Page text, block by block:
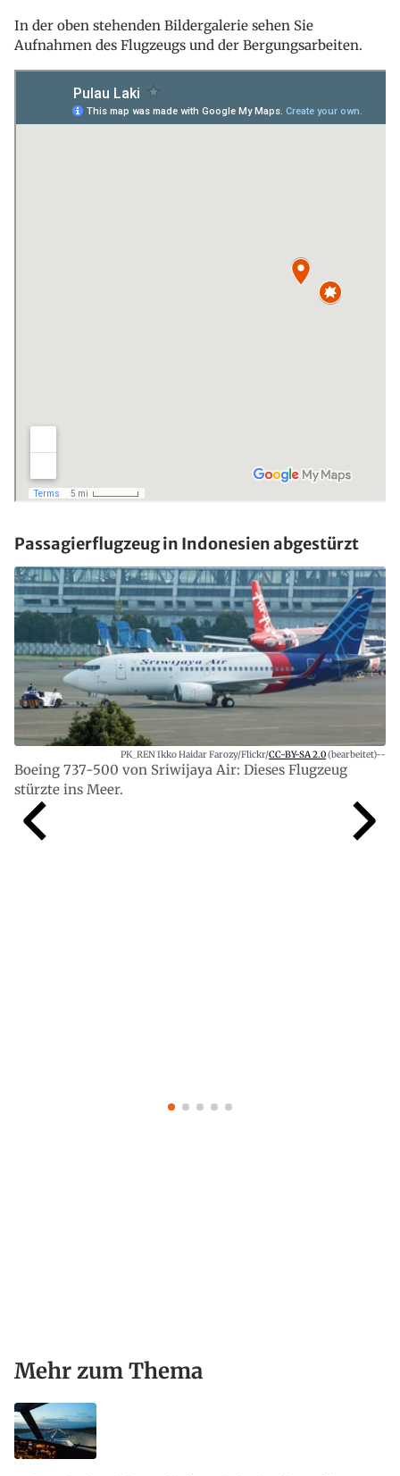
In der oben stehenden Bildergalerie sehen Sie
Aufnahmen des Flugzeugs und der Bergungsarbeiten.
Passagierflugzeug in Indonesien abgestürzt
Boeing 737-500 von Sriwijaya Air: Dieses Flugzeug
stürzte ins Meer.
PK_REN Ikko Haidar Farozy/Flickr/CC-BY-SA 2.0(bearbeitet)--
Mehr zum Thema